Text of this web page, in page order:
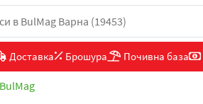
Доставка Брошура Почивна база